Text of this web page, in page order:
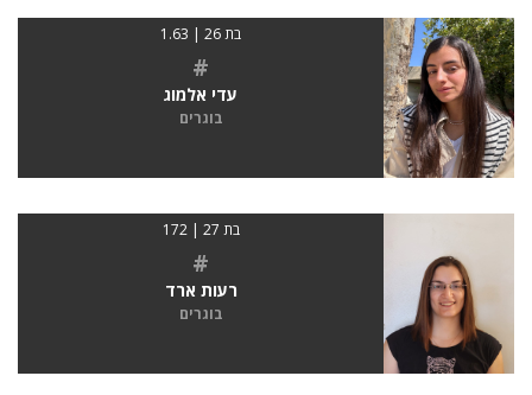
בת 26 | 1.63
#
עדי אלמוג
בוגרים
בת 27 | 172
#
רעות ארד
בוגרים